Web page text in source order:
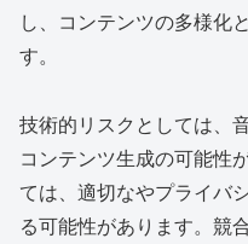
し、コンテンツの多様化
す。
技術的リスクとしては、
コンテンツ生成の可能性
ては、適切なやプライバ
る可能性があります。競